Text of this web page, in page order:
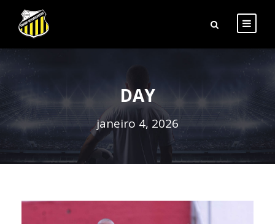
DAY
janeiro 4, 2026